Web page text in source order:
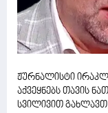
ჟურნალისტი
აქვეყნებს თავის
სვილივით